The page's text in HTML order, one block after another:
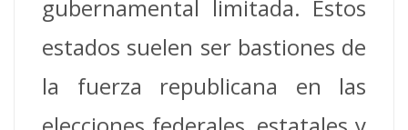
gubernamental limitada. Estos
estados suelen ser bastiones de
la fuerza republicana en las